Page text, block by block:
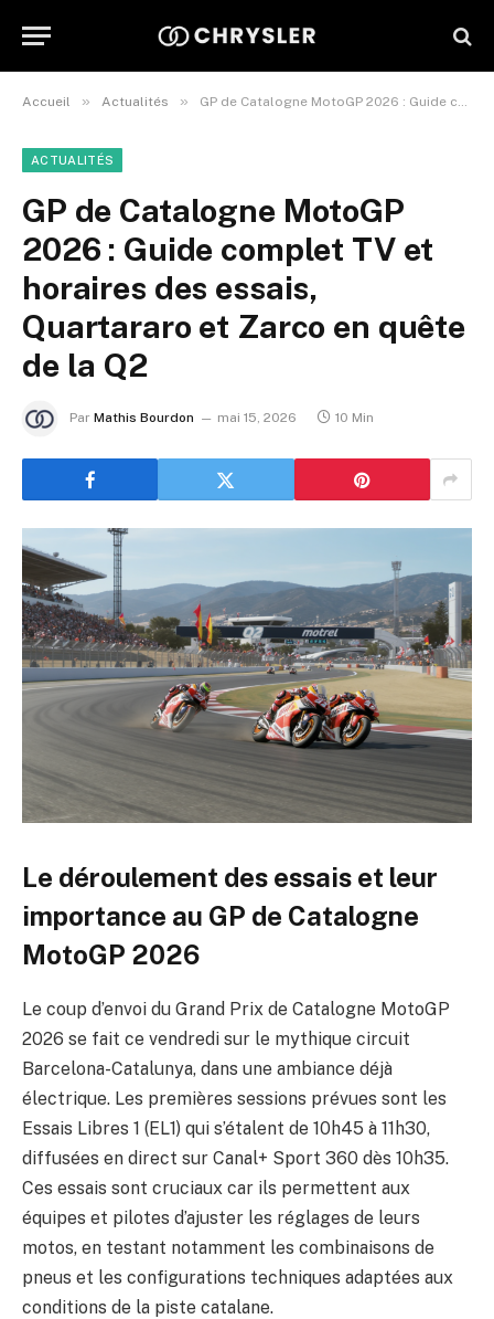
Accueil » Actualités » GP de Catalogne MotoGP 2026 : Guide complet TV et horaires des essais, Quartararo et Zarco en quête de la Q2
ACTUALITÉS
GP de Catalogne MotoGP
2026 : Guide complet TV et
horaires des essais,
Quartararo et Zarco en quête
de la Q2
Par Mathis Bourdon mai 15, 2026 10 Min
Le déroulement des essais et leur
importance au GP de Catalogne
MotoGP 2026
Le coup d’envoi du Grand Prix de Catalogne MotoGP
2026 se fait ce vendredi sur le mythique circuit
Barcelona-Catalunya, dans une ambiance déjà
électrique. Les premières sessions prévues sont les
Essais Libres 1 (EL1) qui s’étalent de 10h45 à 11h30,
diffusées en direct sur Canal+ Sport 360 dès 10h35.
Ces essais sont cruciaux car ils permettent aux
équipes et pilotes d’ajuster les réglages de leurs
motos, en testant notamment les combinaisons de
pneus et les configurations techniques adaptées aux
conditions de la piste catalane.